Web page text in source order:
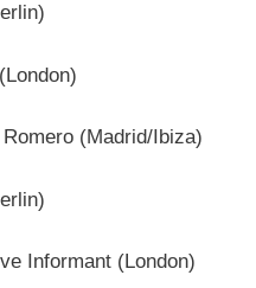
(Madrid/Ibiza)
Informant (London)